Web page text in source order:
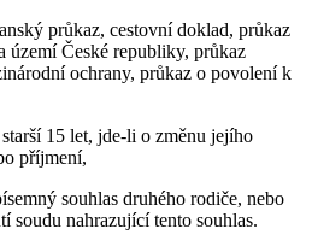
průkaz, cestovní doklad, průkaz
území České republiky, průkaz
ochrany, průkaz o povolení k
15 let, jde-li o změnu jejího
příjmení,
souhlas druhého rodiče, nebo
soudu nahrazující tento souhlas.